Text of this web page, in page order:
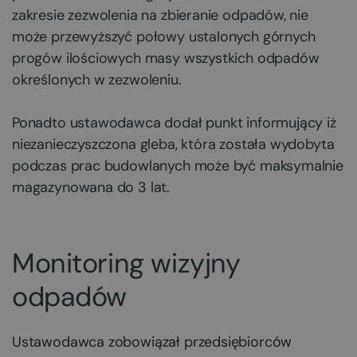
zakresie zezwolenia na zbieranie odpadów, nie
może przewyższyć połowy ustalonych górnych
progów ilościowych masy wszystkich odpadów
określonych w zezwoleniu.
Ponadto ustawodawca dodał punkt informujący iż
niezanieczyszczona gleba, która została wydobyta
podczas prac budowlanych może być maksymalnie
magazynowana do 3 lat.
Monitoring wizyjny
odpadów
Ustawodawca zobowiązał przedsiębiorców